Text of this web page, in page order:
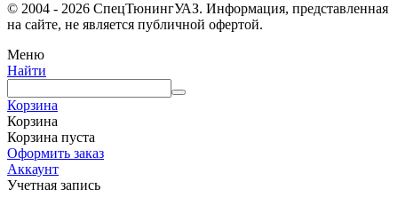
© 2004 - 2026 СпецТюнингУАЗ. Информация, представленная
на сайте, не является публичной офертой.
Меню
Найти
Корзина
Корзина
Корзина пуста
Оформить заказ
Аккаунт
Учетная запись